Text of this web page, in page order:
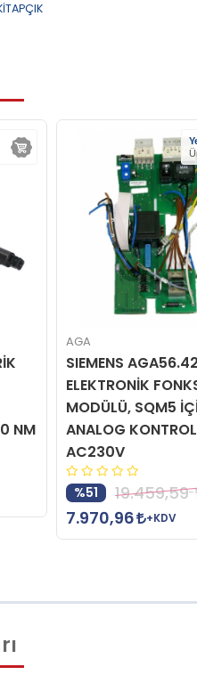
NM
AGA
SIEMENS
ELEKTRONİK
MODÜLÜ, SQM5
ANALOG
AC230V
%51
19.459,59
7.970,96
+KDV